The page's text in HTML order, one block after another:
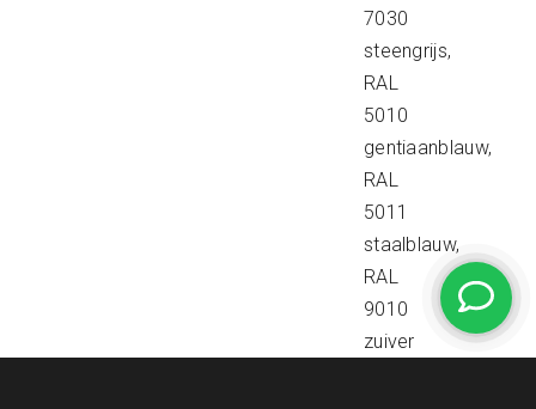
7030
steengrijs,
RAL
5010
gentiaanblauw,
RAL
5011
staalblauw,
RAL
9010
zuiver